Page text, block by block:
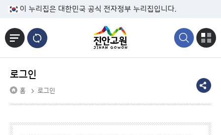
본문바로가기
이 누리집은 대한민국 공식 전자정부 누리집입니다.
로그인
홈 로그인